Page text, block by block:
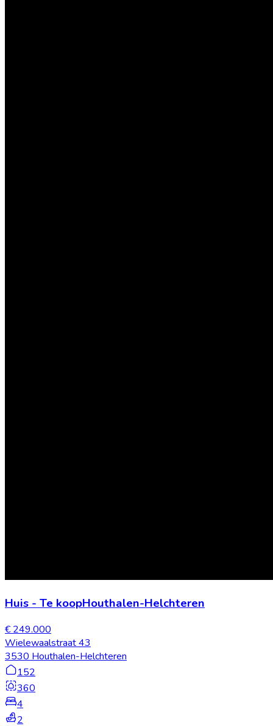
Huis - Te koopHouthalen-Helchteren
€ 249.000
Wielewaalstraat 43
3530 Houthalen-Helchteren
152
360
4
2